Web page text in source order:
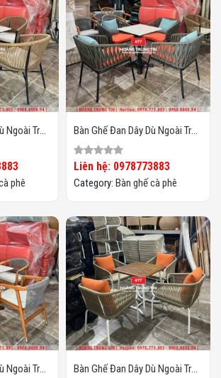
Ngoài Trời
phê
Bàn Ghế Đan Dây Dù Ngoài Trời
HTT03
Liên hệ: 0978773883
Category: Bàn ghế cà phê
Ngoài Trời
Bàn Ghế Đan Dây Dù Ngoài Trời